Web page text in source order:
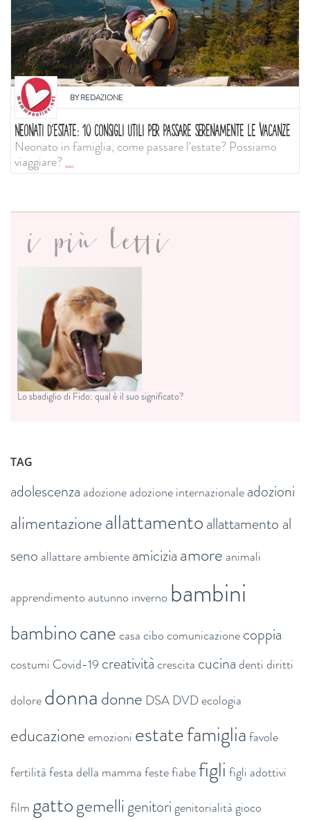
BYREDAZIONE
NEONATI D'ESTATE: 10 CONSIGLI UTILI PER PASSARE SERENAMENTE LE VACANZE
Neonato in famiglia, come passare l'estate? Possiamo
viaggiare?...
i più letti
Lo sbadiglio di Fido: qual è il suo significato?
TAG
adolescenza adozioneadozione internazionaleadozioni
alimentazioneallattamentoallattamento al
seno allattareambienteamiciziaamore animali
apprendimento autunno inverno bambini
bambinocanecasacibocomunicazionecoppia
costumi Covid-19 creativitàcrescita cucinadentidiritti
doloredonnadonne DSA DVDecologia
educazioneemozioni estatefamigliafavole
fertilitàfesta della mammafestefiabefigli figli adottivi
film gattogemelligenitorigenitorialitàgioco